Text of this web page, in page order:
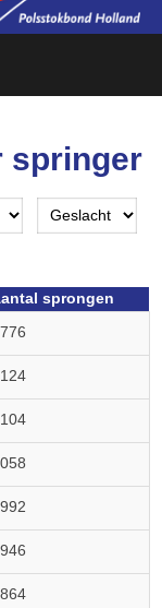
springer
sprongen